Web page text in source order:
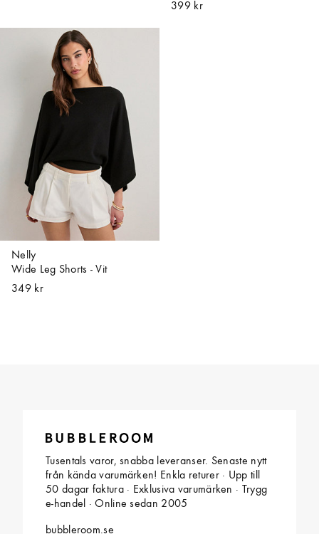
399 kr
Nelly
Wide Leg Shorts - Vit
349 kr
Tusentals varor, snabba leveranser. Senaste nytt
från kända varumärken! Enkla returer · Upp till
50 dagar faktura · Exklusiva varumärken · Trygg
e-handel · Online sedan 2005
bubbleroom.se